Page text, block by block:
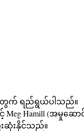
အတွက် ရည်ရွယ်ပါသည်။
Meg Hamill (အမှုဆ
ဆုံးနိုင်သည်။